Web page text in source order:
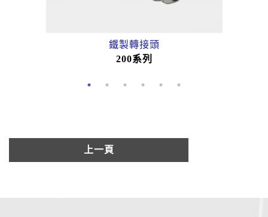
鐵製轉接頭
200系列
上一頁